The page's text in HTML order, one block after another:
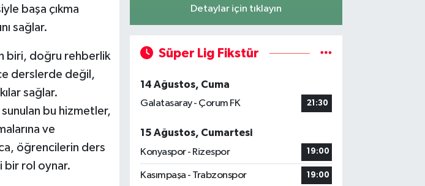
başa çıkma
sağlar.
biri, doğru rehberlik
derslerde değil,
sağlar.
bu hizmetler,
ve
öğrencilerin ders
bir rol oynar.
Detaylar için tıklayın
Süper Lig Fikstür
14 Ağustos, Cuma
Galatasaray - Çorum FK
21:30
15 Ağustos, Cumartesi
Konyaspor - Rizespor
19:00
Kasımpaşa - Trabzonspor 19:00